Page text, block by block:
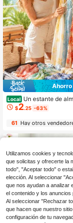
Local Un estante de
o de bufandas de una
organizador de
les ganchos con diseño
nte de silicona,
ra bufandas, un
corbatas y medias
$2.25 -63%
61Hay otros
Utilizamos cookies y
que solicitas y ofrecerte la
todo", "Aceptar todo" o
elección. Al seleccionar
que nos ayudan a analizar
el contenido y los anuncios
Al seleccionar "Rechazar
que hacen que nuestro
configuración de tu